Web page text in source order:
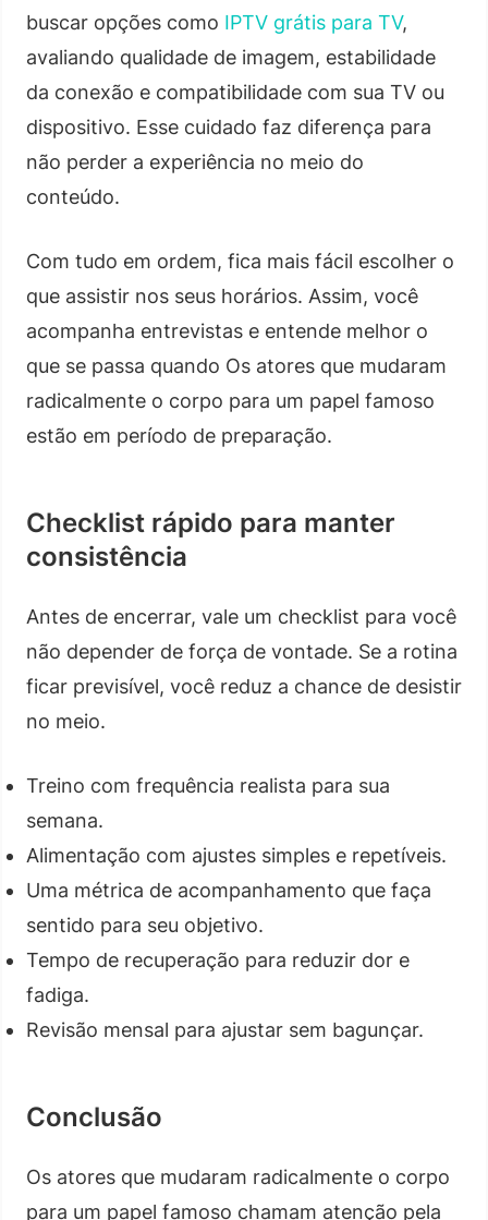
buscar opções como IPTV grátis para TV,
avaliando qualidade de imagem, estabilidade
da conexão e compatibilidade com sua TV ou
dispositivo. Esse cuidado faz diferença para
não perder a experiência no meio do
conteúdo.
Com tudo em ordem, fica mais fácil escolher o
que assistir nos seus horários. Assim, você
acompanha entrevistas e entende melhor o
que se passa quando Os atores que mudaram
radicalmente o corpo para um papel famoso
estão em período de preparação.
Checklist rápido para manter
consistência
Antes de encerrar, vale um checklist para você
não depender de força de vontade. Se a rotina
ficar previsível, você reduz a chance de desistir
no meio.
Treino com frequência realista para sua
semana.
Alimentação com ajustes simples e repetíveis.
Uma métrica de acompanhamento que faça
sentido para seu objetivo.
Tempo de recuperação para reduzir dor e
fadiga.
Revisão mensal para ajustar sem bagunçar.
Conclusão
Os atores que mudaram radicalmente o corpo
para um papel famoso chamam atenção pela